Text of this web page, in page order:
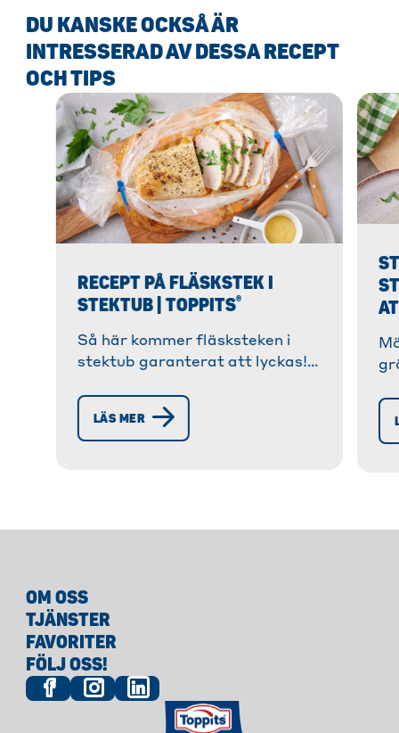
DU KANSKE OCKSÅ ÄR
INTRESSERAD AV DESSA RECEPT
OCH TIPS
RECEPT PÅ FLÄSKSTEK I
STEKTUB | TOPPITS®
Så här kommer fläsksteken i
stektub garanterat att lyckas!
och mört. ✓ Tips och tricks för
den perfekta ytan» Prova nu!
LÄS MER
OM OSS
TJÄNSTER
FAVORITER
FÖLJ OSS!